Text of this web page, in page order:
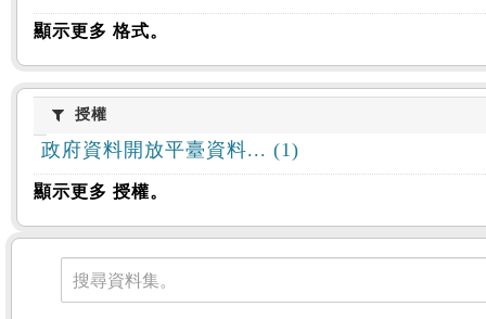
顯示更多 格式。
授權授權
政府資料開放平臺資料... (1)
顯示更多 授權。
資料集
搜尋資料集。